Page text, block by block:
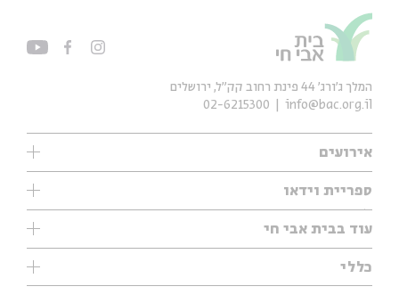
אירועים
עיון
אנגלית
נוער
ספריית וידאו
ילדים
מוזיקה
עיון
מיוחדים
עוד בבית אבי חי
תערוכות
מיוחדים
כללי
המלך ג'ורג' 44 פינת רחוב קק״ל, ירושלים
info@bac.org.il
02-6215300